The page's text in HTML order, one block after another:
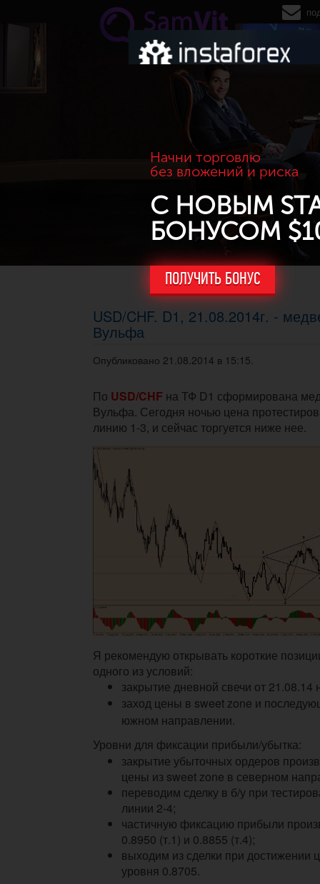
Перейти к основному содержанию
Начни торговлю
без вложений и риска
С НОВЫМ
БОНУСОМ
ПОЛУЧИТЬ БОНУС
USD/CHF. D1, 21.08.2014г. -
Вульфа
Опубликовано 21.08.2014 в 15:15.
По USD/CHF на ТФ D1 сформирована
Вульфа. Сегодня ночью цена
линию 1-3, и сейчас торгуется ниже нее.
Я рекомендую открывать короткие
одного из условий:
закрытие дневной свечи от 21.08.14
заход цены в sweet zone и
южном направлении.
Уровни для фиксации прибыли/убытка:
закрытие убыточных ордеров
цены из sweet zone в северном
переводим сделку в б/у при
линии 2-4;
частичную фиксацию прибыли
0.8950 (т.1) и 0.8855 (т.4);
выходим из сделки при достижении
уровня 0.8705.